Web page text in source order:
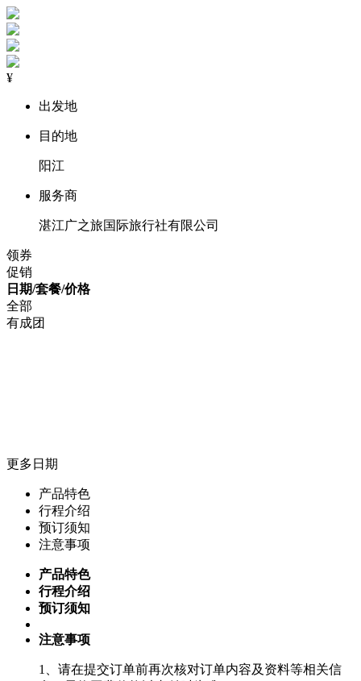
¥
出发地
目的地
阳江
服务商
湛江广之旅国际旅行社有限公司
领券
促销
日期/套餐/价格
全部
有成团
更多日期
产品特色
行程介绍
预订须知
注意事项
产品特色
行程介绍
预订须知
注意事项
1、请在提交订单前再次核对订单内容及资料等相关信